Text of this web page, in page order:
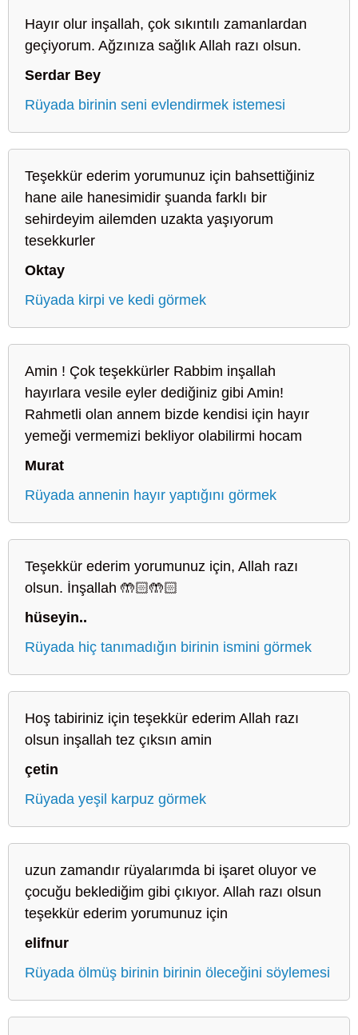
Hayır olur inşallah, çok sıkıntılı zamanlardan
geçiyorum. Ağzınıza sağlık Allah razı olsun.
Serdar Bey
Rüyada birinin seni evlendirmek istemesi
Teşekkür ederim yorumunuz için bahsettiğiniz
hane aile hanesimidir şuanda farklı bir
sehirdeyim ailemden uzakta yaşıyorum
tesekkurler
Oktay
Rüyada kirpi ve kedi görmek
Amin ! Çok teşekkürler Rabbim inşallah
hayırlara vesile eyler dediğiniz gibi Amin!
Rahmetli olan annem bizde kendisi için hayır
yemeği vermemizi bekliyor olabilirmi hocam
Murat
Rüyada annenin hayır yaptığını görmek
Teşekkür ederim yorumunuz için, Allah razı
olsun. İnşallah 🤲🏻🤲🏻
hüseyin..
Rüyada hiç tanımadığın birinin ismini görmek
Hoş tabiriniz için teşekkür ederim Allah razı
olsun inşallah tez çıksın amin
çetin
Rüyada yeşil karpuz görmek
uzun zamandır rüyalarımda bi işaret oluyor ve
çocuğu beklediğim gibi çıkıyor. Allah razı olsun
teşekkür ederim yorumunuz için
elifnur
Rüyada ölmüş birinin birinin öleceğini söylemesi